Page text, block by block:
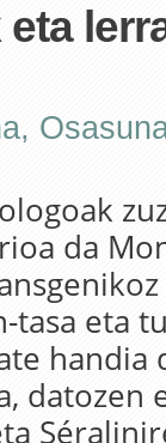
,
da
tasa eta
handia
datozen